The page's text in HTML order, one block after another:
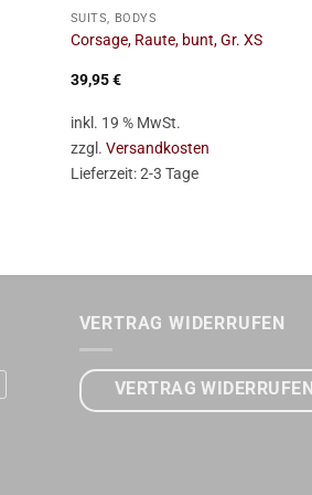
SUITS, BODYS
Corsage, Raute, bunt, Gr. XS
39,95€
inkl. 19 % MwSt.
zzgl. Versandkosten
Lieferzeit:2-3 Tage
VERTRAG WIDERRUFEN
VERTRAG WIDERRUFEN